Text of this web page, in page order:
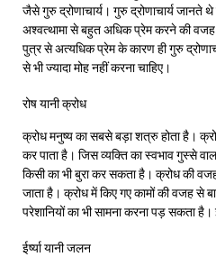
जैसे गुरु द्रोणाचार्य। गुरु द्रोणाचार्य जानते
अश्वत्थामा से बहुत अधिक प्रेम करने की
पुत्र से अत्यधिक प्रेम के कारण ही गुरु
से भी ज्यादा मोह नहीं करना चाहिए।
रोष यानी क्रोध
क्रोध मनुष्य का सबसे बड़ा शत्रु होता है।
कर पाता है। जिस व्यक्ति का स्वभाव गुस्से
किसी का भी बुरा कर सकता है। क्रोध की
जाता है। क्रोध में किए गए कामों की वजह से
परेशानियों का भी सामना करना पड़ सकता
ईर्ष्या यानी जलन